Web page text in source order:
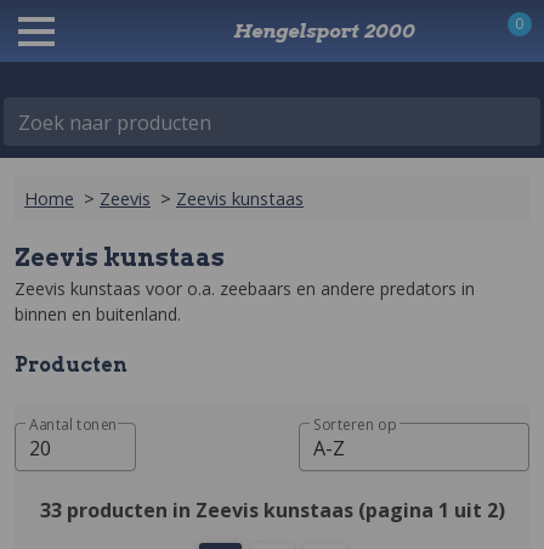
Zoek naar producten
Hengelsport 2000 0
Home > Zeevis > Zeevis kunstaas
Zeevis kunstaas
Zeevis kunstaas voor o.a. zeebaars en andere predators in
binnen en buitenland.
Producten
Aantal tonen
20
Sorteren op
A-Z
33 producten in Zeevis kunstaas (pagina 1 uit 2)